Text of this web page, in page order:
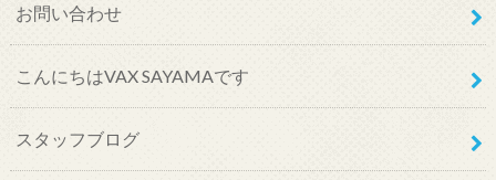
お問い合わせ
こんにちはVAX SAYAMAです
スタッフブログ